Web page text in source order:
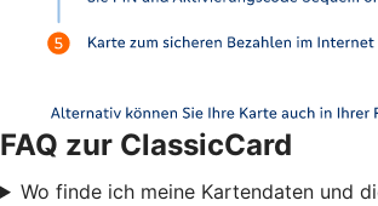
FAQ zur ClassicCard
Wo finde ich meine Kartendaten und